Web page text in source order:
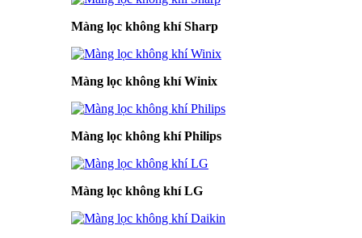
Màng lọc không khí Sharp
Màng lọc không khí Winix
Màng lọc không khí Philips
Màng lọc không khí LG